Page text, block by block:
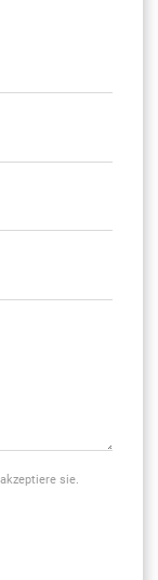
sie.